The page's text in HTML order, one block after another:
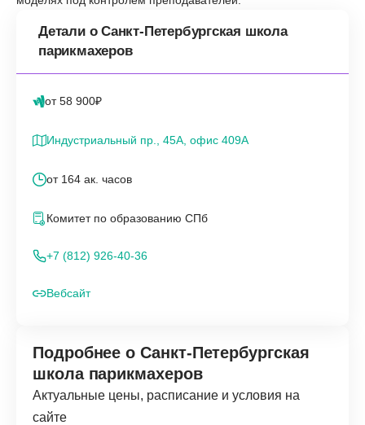
Детали о Санкт-Петербургская школа
парикмахеров
от 58 900₽
Индустриальный пр., 45А, офис 409А
от 164 ак. часов
Комитет по образованию СПб
+7 (812) 926-40-36
Вебсайт
Подробнее о Санкт-Петербургская
школа парикмахеров
Актуальные цены, расписание и условия на
сайте